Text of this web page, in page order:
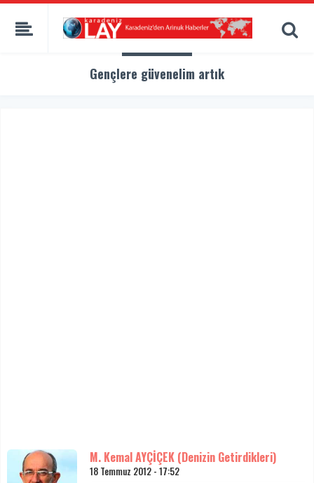
Gençlere güvenelim artık
M. Kemal AYÇİÇEK (Denizin Getirdikleri)
18 Temmuz 2012 - 17:52